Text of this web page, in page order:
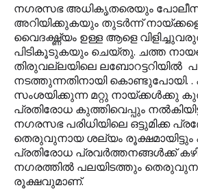
നഗരസഭ അധികൃതരെയും
അറിയിക്കുകയും തുടര്‍ന്ന് നായ്ക്കളെ
വൈദഗ്ദ്ധ്യം ഉള്ള ആളെ
പിടികൂടുകയും ചെയ്തു. ചത്ത
തിരുവല്ലയിലെ ലബോറട്ടറിയില്‍
നടത്തുന്നതിനായി കൊണ്ടുപോയി. .
സംശയിക്കുന്ന മറ്റു നായ്ക്കള്‍ക്കു
പ്രതിരോധ കുത്തിവെപ്പും
നഗരസഭ പരിധിയിലെ ഒട്ടുമിക്ക
തെരുവുനായ ശല്യം രൂക്ഷമായിട്ടും
പ്രതിരോധ പ്രവര്‍ത്തനങ്ങള്‍ക്ക്
നഗരത്തില്‍ പലയിടത്തും
രൂക്ഷവുമാണ്.